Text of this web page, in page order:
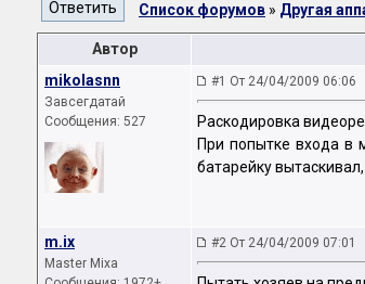
Список форумов » Другая
Автор
mikolasnn
Завсегдатай
Сообщения: 527
#1 От 24/04/2009 06:06
Раскодировка
При попытке входа в
батарейку
m.ix
Master Mixa
#2 От 24/04/2009 07:01